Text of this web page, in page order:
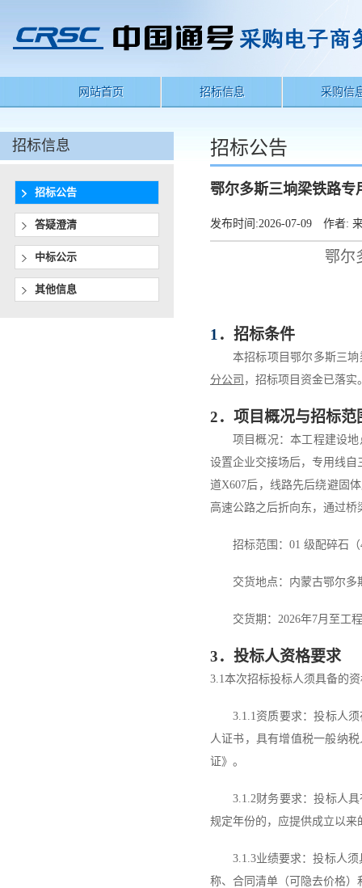
网站首页 招标信息 采购信
招标信息
招标公告
答疑澄清
中标公示
其他信息
招标公告
鄂尔多斯三垧梁铁路专
发布时间:2026-07-09 作者:
鄂尔
1 ． 招标条件
本招标项目鄂尔多斯三
分公司 ，招标项目资金已落实
2． 项目概况与招标范
项目概况：本工程建设
设置企业交接场后，专用线
道X607后，线路先后绕避固
高速公路之后折向东，通过
招标范围： 01 级配碎石（
交货地点： 内蒙古鄂尔多
交货期： 2026年7月 至工
3． 投标人资格要求
3.1本次招标投标人须具备的
3.1.1资质要求：投标人
人证书，具有增值税一般纳
证》 。
3.1.2财务要求：投标人
规定年份的，应提供成立以来
3.1.3业绩要求：投标人须
称、合同清单（可隐去价格）